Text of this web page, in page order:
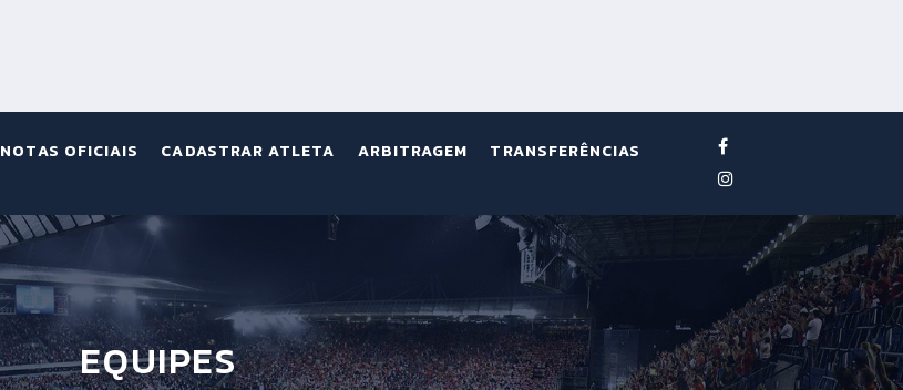
NOTAS OFICIAIS CADASTRAR ATLETA ARBITRAGEM
TRANSFERÊNCIAS
EQUIPES